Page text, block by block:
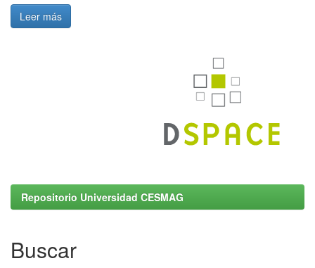
Leer más
Repositorio Universidad CESMAG
Buscar